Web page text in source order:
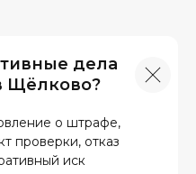
дела
Щёлково?
о штрафе,
проверки, отказ
иск